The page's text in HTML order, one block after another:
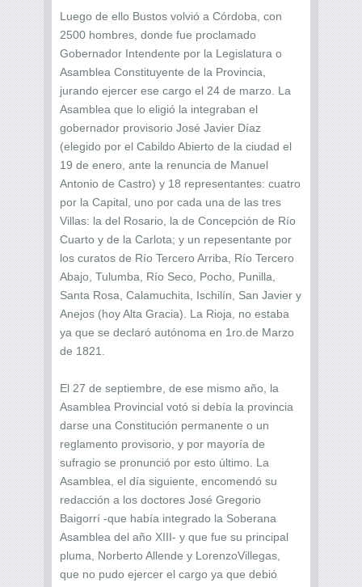
Luego de ello Bustos volvió a Córdoba, con
2500 hombres, donde fue proclamado
Gobernador Intendente por la Legislatura o
Asamblea Constituyente de la Provincia,
jurando ejercer ese cargo el 24 de marzo. La
Asamblea que lo eligió la integraban el
gobernador provisorio José Javier Díaz
(elegido por el Cabildo Abierto de la ciudad el
19 de enero, ante la renuncia de Manuel
Antonio de Castro) y 18 representantes: cuatro
por la Capital, uno por cada una de las tres
Villas: la del Rosario, la de Concepción de Río
Cuarto y de la Carlota; y un repesentante por
los curatos de Río Tercero Arriba, Río Tercero
Abajo, Tulumba, Río Seco, Pocho, Punilla,
Santa Rosa, Calamuchita, Ischilín, San Javier y
Anejos (hoy Alta Gracia). La Rioja, no estaba
ya que se declaró autónoma en 1ro.de Marzo
de 1821.
El 27 de septiembre, de ese mismo año, la
Asamblea Provincial votó si debía la provincia
darse una Constitución permanente o un
reglamento provisorio, y por mayoría de
sufragio se pronunció por esto último. La
Asamblea, el día siguiente, encomendó su
redacción a los doctores José Gregorio
Baigorrí -que había integrado la Soberana
Asamblea del año XIII- y que fue su principal
pluma, Norberto Allende y LorenzoVillegas,
que no pudo ejercer el cargo ya que debió